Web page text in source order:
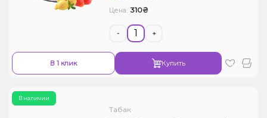
Цена: 310₴
- +
В 1 клик Купить
В наличии
Табак